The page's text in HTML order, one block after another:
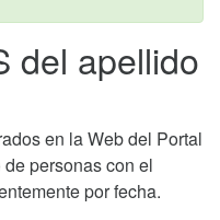
del apellido
en la Web del Portal
personas con el
por fecha.